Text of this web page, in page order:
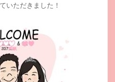
いただきました！